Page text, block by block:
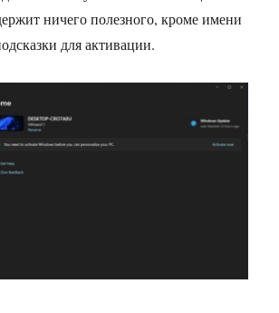
ничего полезного, кроме имени
для активации.